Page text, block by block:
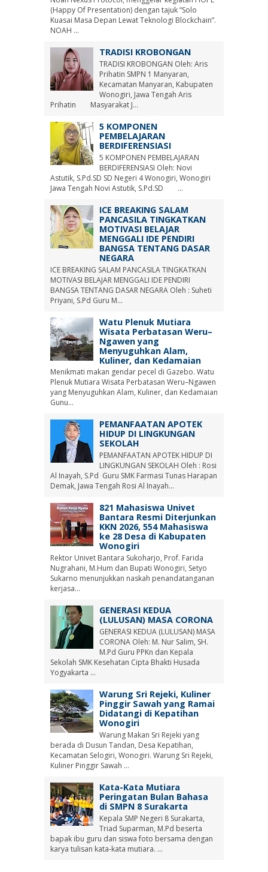
(Happy Of Presentation) dengan tajuk “Solo
Kuasai Masa Depan Lewat Teknologi Blockchain”.
NOAH ...
TRADISI KROBONGAN
TRADISI KROBONGAN Oleh: Aris
Prihatin SMPN 1 Manyaran,
Kecamatan Manyaran, Kabupaten
Wonogiri, Jawa Tengah Aris
Prihatin Masyarakat J...
5 KOMPONEN
PEMBELAJARAN
BERDIFERENSIASI
5 KOMPONEN PEMBELAJARAN
BERDIFERENSIASI Oleh: Novi
Astutik, S.Pd.SD SD Negeri 4 Wonogiri, Wonogiri
Jawa Tengah Novi Astutik, S.Pd.SD ...
ICE BREAKING SALAM
PANCASILA TINGKATKAN
MOTIVASI BELAJAR
MENGGALI IDE PENDIRI
BANGSA TENTANG DASAR
NEGARA
ICE BREAKING SALAM PANCASILA TINGKATKAN
MOTIVASI BELAJAR MENGGALI IDE PENDIRI
BANGSA TENTANG DASAR NEGARA Oleh : Suheti
Priyani, S.Pd Guru M...
Watu Plenuk Mutiara
Wisata Perbatasan Weru–
Ngawen yang
Menyuguhkan Alam,
Kuliner, dan Kedamaian
Menikmati makan gendar pecel di Gazebo. Watu
Plenuk Mutiara Wisata Perbatasan Weru–Ngawen
yang Menyuguhkan Alam, Kuliner, dan Kedamaian
Gunu...
PEMANFAATAN APOTEK
HIDUP DI LINGKUNGAN
SEKOLAH
PEMANFAATAN APOTEK HIDUP DI
LINGKUNGAN SEKOLAH Oleh : Rosi
Al Inayah, S.Pd Guru SMK Farmasi Tunas Harapan
Demak, Jawa Tengah Rosi Al Inayah...
821 Mahasiswa Univet
Bantara Resmi Diterjunkan
KKN 2026, 554 Mahasiswa
ke 28 Desa di Kabupaten
Wonogiri
Rektor Univet Bantara Sukoharjo, Prof. Farida
Nugrahani, M.Hum dan Bupati Wonogiri, Setyo
Sukarno menunjukkan naskah penandatanganan
kerjasa...
GENERASI KEDUA
(LULUSAN) MASA CORONA
GENERASI KEDUA (LULUSAN) MASA
CORONA Oleh: M. Nur Salim, SH.
M.Pd Guru PPKn dan Kepala
Sekolah SMK Kesehatan Cipta Bhakti Husada
Yogyakarta ...
Warung Sri Rejeki, Kuliner
Pinggir Sawah yang Ramai
Didatangi di Kepatihan
Wonogiri
Warung Makan Sri Rejeki yang
berada di Dusun Tandan, Desa Kepatihan,
Kecamatan Selogiri, Wonogiri. Warung Sri Rejeki,
Kuliner Pinggir Sawah ...
Kata-Kata Mutiara
Peringatan Bulan Bahasa
di SMPN 8 Surakarta
Kepala SMP Negeri 8 Surakarta,
Triad Suparman, M.Pd beserta
bapak ibu guru dan siswa foto bersama dengan
karya tulisan kata-kata mutiara. ...